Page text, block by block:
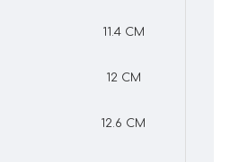
11.4 CM
12 CM
12.6 CM